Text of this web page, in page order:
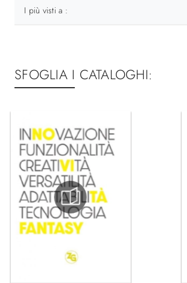
I più visti a :
SFOGLIA I CATALOGHI: